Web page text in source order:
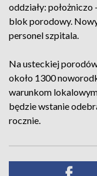
oddziały:
blok porodowy.
personel szpitala.
Na usteckiej
około 1300
warunkom
będzie wstanie
rocznie.